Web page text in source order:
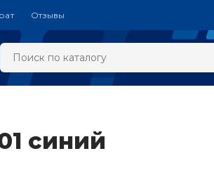
Отзывы
синий